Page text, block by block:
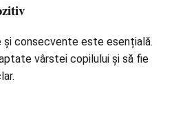
și consecvente este esențială.
vârstei copilului și să fie